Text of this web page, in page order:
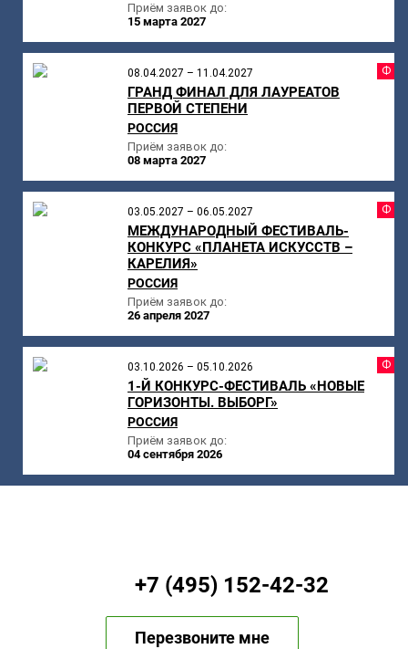
Приём заявок до:
15 марта 2027
08.04.2027 – 11.04.2027
ГРАНД ФИНАЛ ДЛЯ ЛАУРЕАТОВ
ПЕРВОЙ СТЕПЕНИ
РОССИЯ
Приём заявок до:
08 марта 2027
03.05.2027 – 06.05.2027
МЕЖДУНАРОДНЫЙ ФЕСТИВАЛЬ-
КОНКУРС «ПЛАНЕТА ИСКУССТВ –
КАРЕЛИЯ»
РОССИЯ
Приём заявок до:
26 апреля 2027
03.10.2026 – 05.10.2026
1-Й КОНКУРС-ФЕСТИВАЛЬ «НОВЫЕ
ГОРИЗОНТЫ. ВЫБОРГ»
РОССИЯ
Приём заявок до:
04 сентября 2026
+7 (495) 152-42-32
Перезвоните мне